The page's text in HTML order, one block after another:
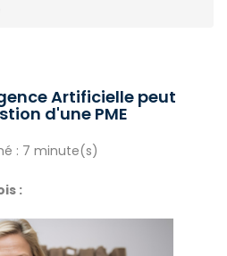
Artificielle peut
d'une PME
: 7 minute(s)
: